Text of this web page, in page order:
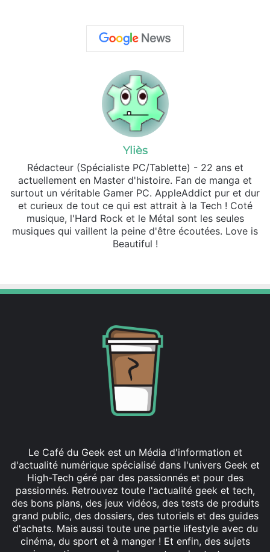
Yliès
Rédacteur (Spécialiste PC/Tablette) - 22 ans et
actuellement en Master d'histoire. Fan de manga et
surtout un véritable Gamer PC. AppleAddict pur et dur
et curieux de tout ce qui est attrait à la Tech ! Coté
musique, l'Hard Rock et le Métal sont les seules
musiques qui vaillent la peine d'être écoutées. Love is
Beautiful !
Le Café du Geek est un Média d'information et
d'actualité numérique spécialisé dans l'univers Geek et
High-Tech géré par des passionnés et pour des
passionnés. Retrouvez toute l'actualité geek et tech,
des bons plans, des jeux vidéos, des tests de produits
grand public, des dossiers, des tutoriels et des guides
d'achats. Mais aussi toute une partie lifestyle avec du
cinéma, du sport et à manger ! Et enfin, des sujets